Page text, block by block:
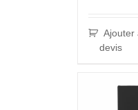
Ajouter
devis